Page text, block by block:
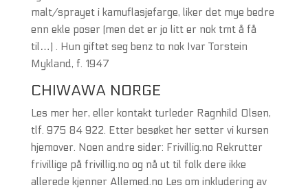
malt/sprayet i kamuflasjefarge, liker det mye bedre
enn ekle poser (men det er jo litt er nok tmt å få
til…) . Hun giftet seg benz to nok Ivar Torstein
Mykland, f. 1947
CHIWAWA NORGE
Les mer her, eller kontakt turleder Ragnhild Olsen,
tlf. 975 84 922. Etter besøket her setter vi kursen
hjemover. Noen andre sider: Frivillig.no Rekrutter
frivillige på frivillig.no og nå ut til folk dere ikke
allerede kjenner Allemed.no Les om inkludering av